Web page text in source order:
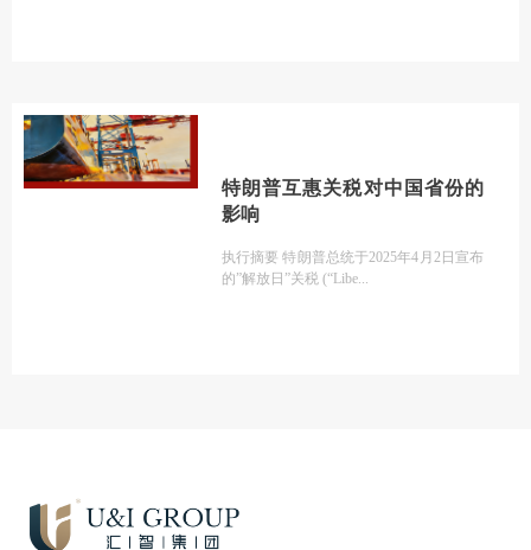
特朗普互惠关税对中国省份的
影响
执行摘要 特朗普总统于2025年4月2日宣布
的”解放日”关税 (“Libe